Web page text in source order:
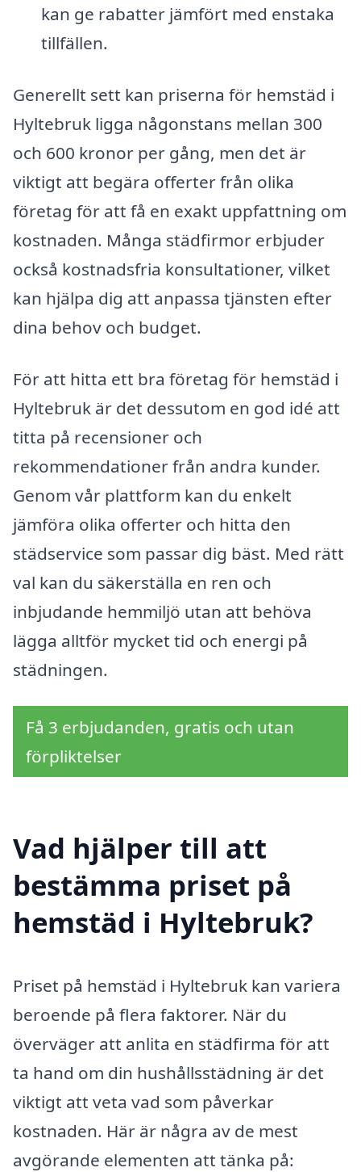
kan ge rabatter jämfört med enstaka
tillfällen.
Generellt sett kan priserna för hemstäd i
Hyltebruk ligga någonstans mellan 300
och 600 kronor per gång, men det är
viktigt att begära offerter från olika
företag för att få en exakt uppfattning om
kostnaden. Många städfirmor erbjuder
också kostnadsfria konsultationer, vilket
kan hjälpa dig att anpassa tjänsten efter
dina behov och budget.
För att hitta ett bra företag för hemstäd i
Hyltebruk är det dessutom en god idé att
titta på recensioner och
rekommendationer från andra kunder.
Genom vår plattform kan du enkelt
jämföra olika offerter och hitta den
städservice som passar dig bäst. Med rätt
val kan du säkerställa en ren och
inbjudande hemmiljö utan att behöva
lägga alltför mycket tid och energi på
städningen.
Få 3 erbjudanden, gratis och utan
förpliktelser
Vad hjälper till att
bestämma priset på
hemstäd i Hyltebruk?
Priset på hemstäd i Hyltebruk kan variera
beroende på flera faktorer. När du
överväger att anlita en städfirma för att
ta hand om din hushållsstädning är det
viktigt att veta vad som påverkar
kostnaden. Här är några av de mest
avgörande elementen att tänka på: